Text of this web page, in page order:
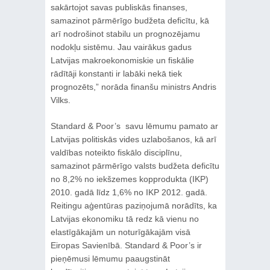
sakārtojot savas publiskās finanses,
samazinot pārmērīgo budžeta deficītu, kā
arī nodrošinot stabilu un prognozējamu
nodokļu sistēmu. Jau vairākus gadus
Latvijas makroekonomiskie un fiskālie
rādītāji konstanti ir labāki nekā tiek
prognozēts,” norāda finanšu ministrs Andris
Vilks.
Standard & Poor’s savu lēmumu pamato ar
Latvijas politiskās vides uzlabošanos, kā arī
valdības noteikto fiskālo disciplīnu,
samazinot pārmērīgo valsts budžeta deficītu
no 8,2% no iekšzemes kopprodukta (IKP)
2010. gadā līdz 1,6% no IKP 2012. gadā.
Reitingu aģentūras paziņojumā norādīts, ka
Latvijas ekonomiku tā redz kā vienu no
elastīgākajām un noturīgākajām visā
Eiropas Savienībā. Standard & Poor’s ir
pieņēmusi lēmumu paaugstināt